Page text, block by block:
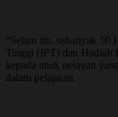
“Selain itu, sebanyak 50
Tinggi (IPT) dan Hadiah
kepada anak nelayan
dalam pelajaran.